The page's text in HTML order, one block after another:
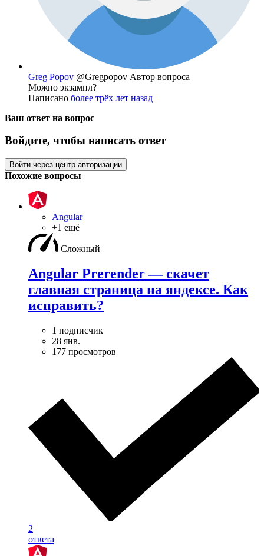
Greg Popov @Gregpopov Автор вопроса
Можно экзампл?
Написано более трёх лет назад
Ваш ответ на вопрос
Войдите, чтобы написать ответ
Войти через центр авторизации
Похожие вопросы
Angular
+1 ещё
Сложный
Angular Prerender — скачет
главная страница на яндексе. Как
исправить?
1 подписчик
28 янв.
177 просмотров
2
ответа